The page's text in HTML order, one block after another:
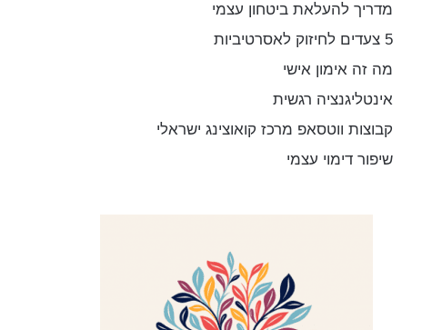
מדריך להעלאת ביטחון עצמי
5 צעדים לחיזוק לאסרטיביות
מה זה אימון אישי
אינטליגנציה רגשית
קבוצות ווטסאפ מרכז קואוצינג ישראלי
שיפור דימוי עצמי